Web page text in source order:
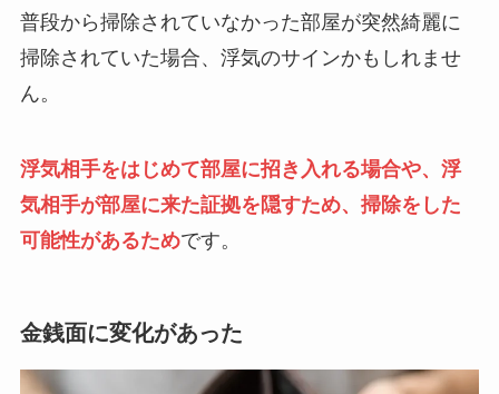
普段から掃除されていなかった部屋が突然綺麗に
掃除されていた場合、浮気のサインかもしれませ
ん。
浮気相手をはじめて部屋に招き入れる場合や、浮
気相手が部屋に来た証拠を隠すため、掃除をした
可能性があるためです。
金銭面に変化があった